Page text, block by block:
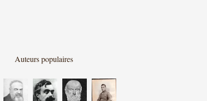
Auteurs populaires